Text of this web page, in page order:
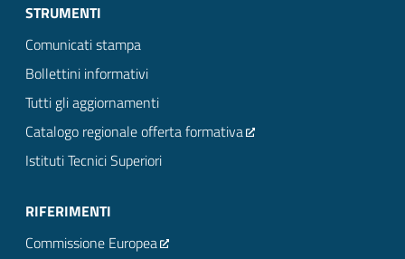
STRUMENTI
Comunicati stampa
Bollettini informativi
Tutti gli aggiornamenti
Catalogo regionale offerta formativa
Istituti Tecnici Superiori
RIFERIMENTI
Commissione Europea